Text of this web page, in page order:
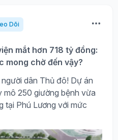
Dõi
mắt hơn 718 tỷ đồng:
mong chờ đến vậy?
dân Thủ đô! Dự án
mô 250 giường bệnh vừa
tại Phú Lương với mức